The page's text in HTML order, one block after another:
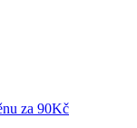
za 90Kč